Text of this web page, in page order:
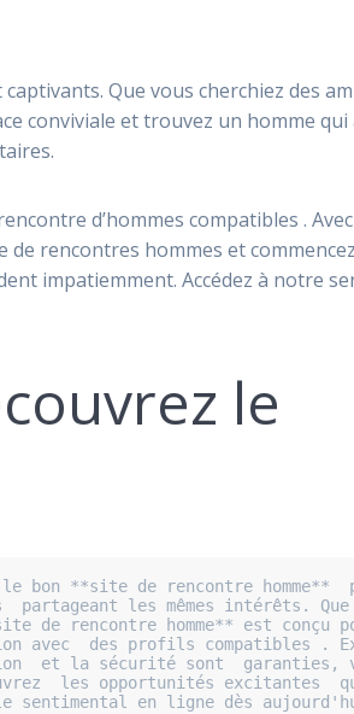
Que vous cherchiez des
conviviale et trouvez un homme
d’hommes compatibles .
rencontres hommes et
impatiemment. Accédez à notre
le
bon **site de rencontre
partageant les mêmes intérêts.
de rencontre homme** est conçu
avec  des profils compatibles .
et la sécurité sont  garanties,
les opportunités excitantes
sentimental en ligne dès